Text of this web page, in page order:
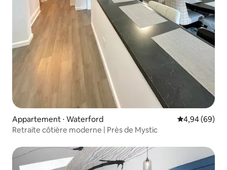
Appartement ⋅ Waterford Évaluation
4,94 (69)
Retraite côtière moderne | Près de Mystic